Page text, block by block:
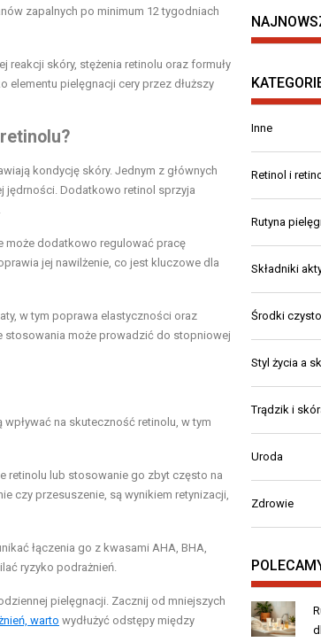
zapalnych po minimum 12 tygodniach
skóry, stężenia retinolu oraz formuły
pielęgnacji cery przez dłuższy
kondycję skóry. Jednym z głównych
jędrności. Dodatkowo retinol sprzyja
może dodatkowo regulować pracę
jej nawilżenie, co jest kluczowe dla
w tym poprawa elastyczności oraz
stosowania może prowadzić do stopniowej
na skuteczność retinolu, w tym
retinolu lub stosowanie go zbyt często na
czy przesuszenie, są wynikiem retynizacji,
łączenia go z kwasami AHA, BHA,
ryzyko podrażnień.
pielęgnacji. Zacznij od mniejszych
warto wydłużyć odstępy między
Inne
Retinol i
Rutyna
Składniki
Środki
Styl życia a
Trądzik i
Uroda
Zdrowie